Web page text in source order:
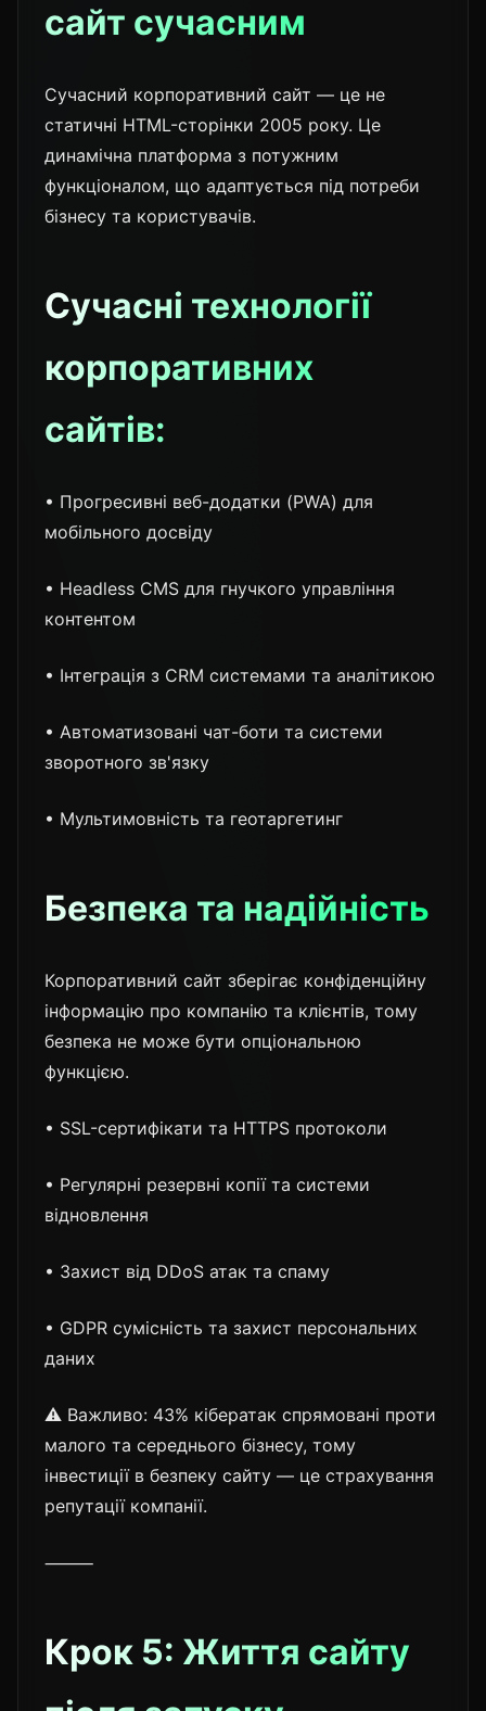
сайт сучасним
Сучасний корпоративний сайт — це не
статичні HTML-сторінки 2005 року. Це
динамічна платформа з потужним
функціоналом, що адаптується під потреби
бізнесу та користувачів.
Сучасні технології
корпоративних
сайтів:
• Прогресивні веб-додатки (PWA) для
мобільного досвіду
• Headless CMS для гнучкого управління
контентом
• Інтеграція з CRM системами та аналітикою
• Автоматизовані чат-боти та системи
зворотного зв'язку
• Мультимовність та геотаргетинг
Безпека та надійність
Корпоративний сайт зберігає конфіденційну
інформацію про компанію та клієнтів, тому
безпека не може бути опціональною
функцією.
• SSL-сертифікати та HTTPS протоколи
• Регулярні резервні копії та системи
відновлення
• Захист від DDoS атак та спаму
• GDPR сумісність та захист персональних
даних
⚠️ Важливо: 43% кібератак спрямовані проти
малого та середнього бізнесу, тому
інвестиції в безпеку сайту — це страхування
репутації компанії.
⸻
Крок 5: Життя сайту